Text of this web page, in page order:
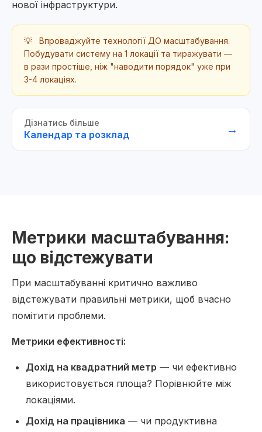
нової інфраструктури.
💡
Впроваджуйте технології ДО масштабування.
Побудувати систему на 1 локації та тиражувати —
в рази простіше, ніж "наводити порядок" уже при
3-4 локаціях.
Дізнатись більше
Календар та розклад →
Метрики масштабування:
що відстежувати
При масштабуванні критично важливо
відстежувати правильні метрики, щоб вчасно
помітити проблеми.
Метрики ефективності:
Дохід на квадратний метр — чи ефективно
використовується площа? Порівнюйте між
локаціями.
Дохід на працівника — чи продуктивна